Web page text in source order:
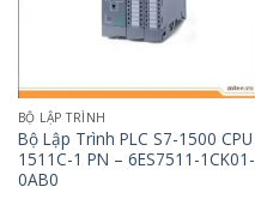
BỘ LẬP TRÌNH
Bộ Lập Trình PLC S7-1500 CPU
1511C-1 PN – 6ES7511-1CK01-
0AB0